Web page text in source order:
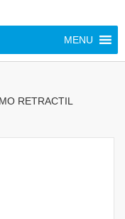
MENU
RETRACTIL